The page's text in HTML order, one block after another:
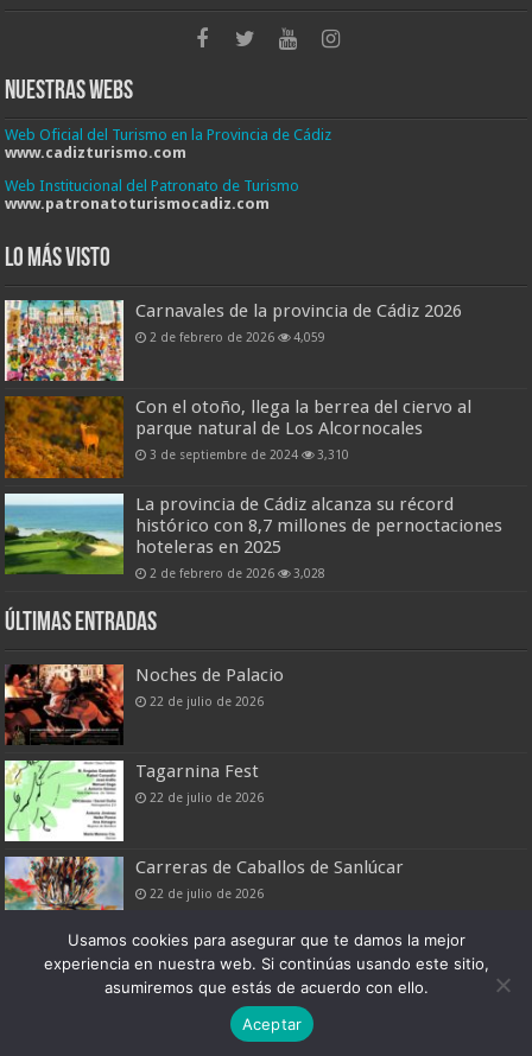
Nuestras Webs
Web Oficial del Turismo en la Provincia de Cádiz
www.cadizturismo.com
Web Institucional del Patronato de Turismo
www.patronatoturismocadiz.com
Lo más visto
Carnavales de la provincia de Cádiz 2026
2 de febrero de 2026 4,059
Con el otoño, llega la berrea del ciervo al
parque natural de Los Alcornocales
3 de septiembre de 2024 3,310
La provincia de Cádiz alcanza su récord
histórico con 8,7 millones de pernoctaciones
hoteleras en 2025
2 de febrero de 2026 3,028
Últimas entradas
Noches de Palacio
22 de julio de 2026
Tagarnina Fest
22 de julio de 2026
Carreras de Caballos de Sanlúcar
22 de julio de 2026
Boletín Digital de Noticias Turísticas
Patronato Provincial de Turismo de Cádiz © 2026
Usamos cookies para asegurar que te damos la mejor
experiencia en nuestra web. Si continúas usando este sitio,
asumiremos que estás de acuerdo con ello.
Aceptar